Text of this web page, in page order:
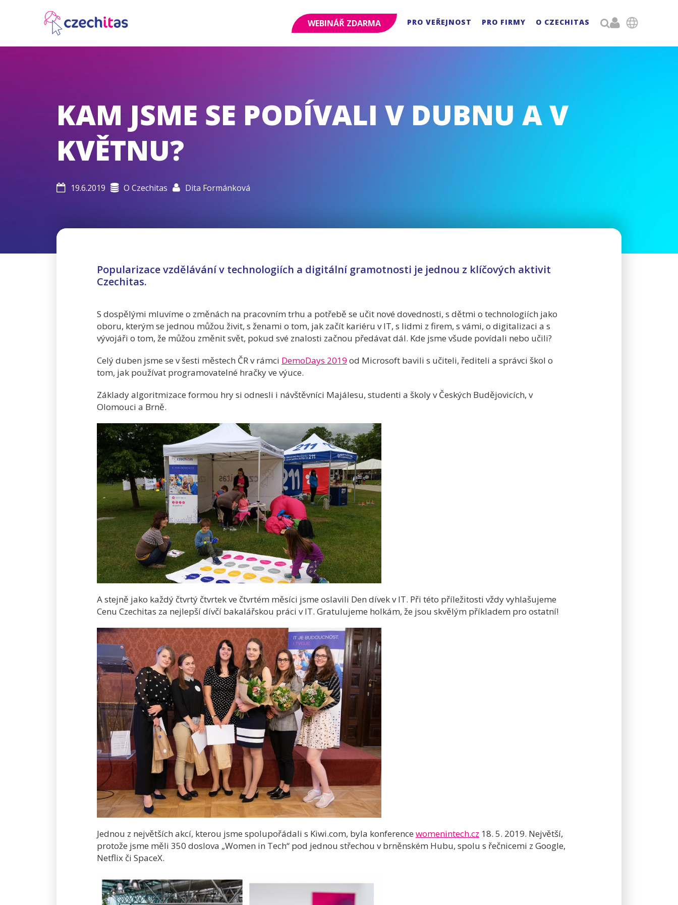
WEBINÁŘ ZDARMA PRO VEŘEJNOST PRO FIRMY O CZECHITAS 
KAM JSME SE PODÍVALI V DUBNU A V
KVĚTNU?
 19.6.2019  O Czechitas  Dita Formánková
Popularizace vzdělávání v technologiích a digitální gramotnosti je jednou z klíčových aktivit
Czechitas.
S dospělými mluvíme o změnách na pracovním trhu a potřebě se učit nové dovednosti, s dětmi o technologiích jako
oboru, kterým se jednou můžou živit, s ženami o tom, jak začít kariéru v IT, s lidmi z firem, s vámi, o digitalizaci a s
vývojáři o tom, že můžou změnit svět, pokud své znalosti začnou předávat dál. Kde jsme všude povídali nebo učili?
Celý duben jsme se v šesti městech ČR v rámci DemoDays 2019 od Microsoft bavili s učiteli, řediteli a správci škol o
tom, jak používat programovatelné hračky ve výuce.
Základy algoritmizace formou hry si odnesli i návštěvníci Majálesu, studenti a školy v Českých Budějovicích, v
Olomouci a Brně.
A stejně jako každý čtvrtý čtvrtek ve čtvrtém měsíci jsme oslavili Den dívek v IT. Při této příležitosti vždy vyhlašujeme
Cenu Czechitas za nejlepší dívčí bakalářskou práci v IT. Gratulujeme holkám, že jsou skvělým příkladem pro ostatní!
Jednou z největších akcí, kterou jsme spolupořádali s Kiwi.com, byla konference womenintech.cz 18. 5. 2019. Největší,
protože jsme měli 350 doslova „Women in Tech“ pod jednou střechou v brněnském Hubu, spolu s řečnicemi z Google,
Netflix či SpaceX.